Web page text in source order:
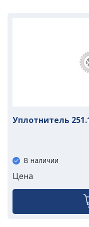
Уплотнитель
В наличии
Цена